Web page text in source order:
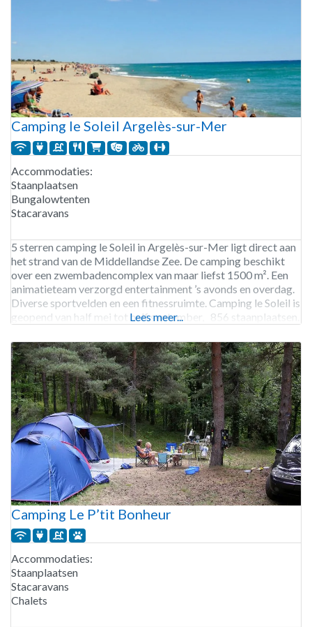
Camping le Soleil Argelès-sur-Mer
Accommodaties:
Staanplaatsen
Bungalowtenten
Stacaravans
5 sterren camping le Soleil in Argelès-sur-Mer ligt direct aan
het strand van de Middellandse Zee. De camping beschikt
over een zwembadencomplex van maar liefst 1500 m². Een
animatieteam verzorgd entertainment ’s avonds en overdag.
Diverse sportvelden en een fitnessruimte. Camping le Soleil is
geopend van half mei tot half september, 856 staanplaatsen.
Lees meer...
Camping Le P’tit Bonheur
Accommodaties:
Staanplaatsen
Stacaravans
Chalets